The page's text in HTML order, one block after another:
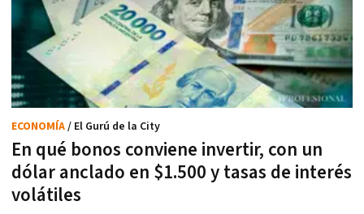
En qué bonos conviene invertir, con un
dólar anclado en $1.500 y tasas de interés
volátiles
ECONOMÍA/ El Gurú de la City